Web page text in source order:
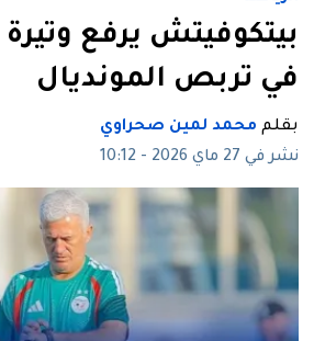
بيتكوفيتش يرفع
في تربص المونديال
بقلم محمد لمين صحراوي
نشر في 27 ماي 2026 - 10:12